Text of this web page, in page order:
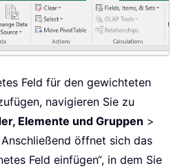
Feld für den gewichteten
navigieren Sie zu
Elemente und Gruppen >
Anschließend öffnet sich das
Feld einfügen“, in dem Sie